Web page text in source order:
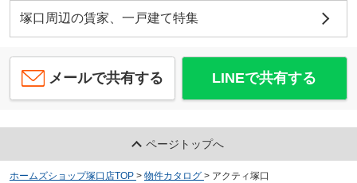
塚口周辺の賃家、一戸建て特集
メールで共有する LINEで共有する
ページトップへ
ホームズショップ塚口店TOP > 物件カタログ > アクティ塚口